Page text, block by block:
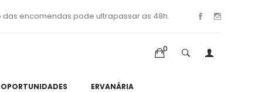
encomendas pode ultrapassar as 48h.
0
OPORTUNIDADES ERVANÁRIA